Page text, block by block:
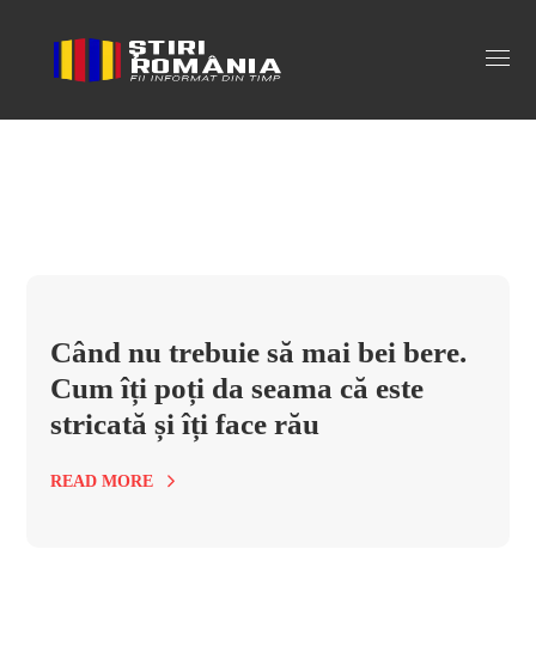
cand nu trebuie sa bei bere Tag
Când nu trebuie să mai bei bere.
Cum îți poți da seama că este
stricată și îți face rău
READ MORE